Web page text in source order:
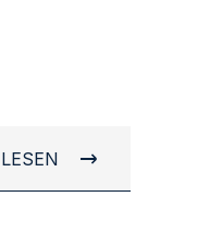
Ulvi I. AYDIN